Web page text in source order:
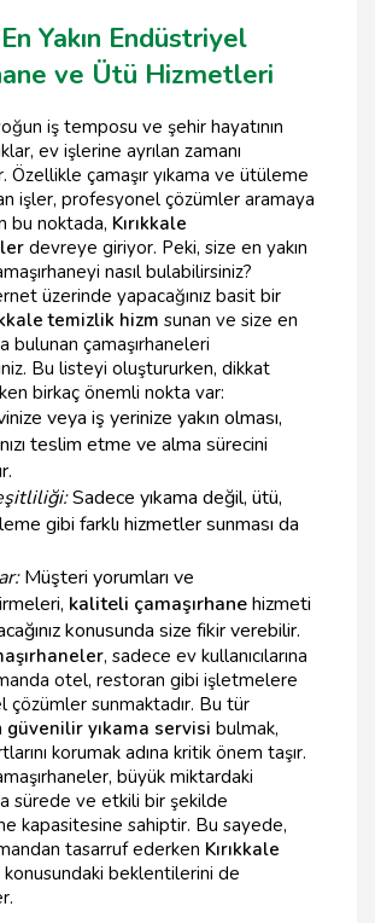
En Yakın Endüstriyel
ve Ütü Hizmetleri
iş temposu ve şehir hayatının
ev işlerine ayrılan zamanı
Özellikle çamaşır yıkama ve ütüleme
işler, profesyonel çözümler aramaya
bu noktada, Kırıkkale
devreye giriyor. Peki, size en yakın
nasıl bulabilirsiniz?
üzerinde yapacağınız basit bir
temizlik hizm sunan ve size en
bulunan çamaşırhaneleri
Bu listeyi oluştururken, dikkat
birkaç önemli nokta var:
veya iş yerinize yakın olması,
teslim etme ve alma sürecini
Sadece yıkama değil, ütü,
gibi farklı hizmetler sunması da
Müşteri yorumları ve
kaliteli çamaşırhanehizmeti
konusunda size fikir verebilir.
, sadece ev kullanıcılarına
otel, restoran gibi işletmelere
çözümler sunmaktadır. Bu tür
güvenilir yıkama servisi bulmak,
korumak adına kritik önem taşır.
büyük miktardaki
sürede ve etkili bir şekilde
kapasitesine sahiptir. Bu sayede,
tasarruf ederken Kırıkkale
konusundaki beklentilerini de